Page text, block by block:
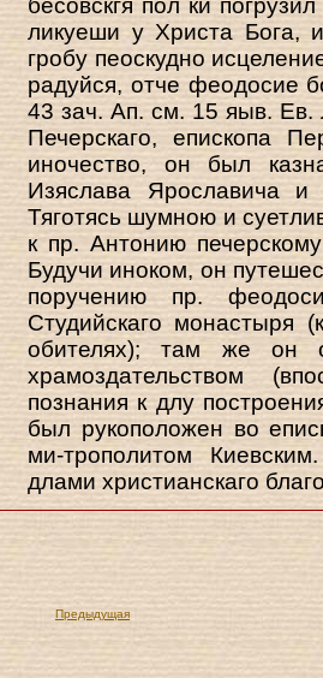
бесовскгя пол ки
ликуеши у Христа Бога,
гробу пеоскудно
радуйся, отче феодосие
43 зач. Ап. см. 15 яыв. Ев.
Печерскаго, епископа
иночество, он был
Изяслава Ярославича и
Тяготясь шумною и
к пр. Антонию
Будучи иноком, он
поручению пр.
Студийскаго монастыря
обителях); там же он
храмоздательством
познания к длу
был рукоположен во
ми-трополитом
длами христианскаго
Предыдущая